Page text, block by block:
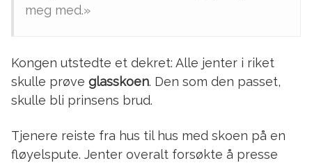
meg med.»
Kongen utstedte et dekret: Alle jenter i riket
skulle prøve glasskoen. Den som den passet,
skulle bli prinsens brud.
Tjenere reiste fra hus til hus med skoen på en
fløyelspute. Jenter overalt forsøkte å presse